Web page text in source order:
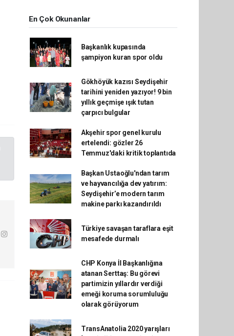
En Çok Okunanlar
Başkanlık kupasında
şampiyon kuran spor oldu
Gökhöyük kazısı Seydişehir
tarihini yeniden yazıyor! 9 bin
yıllık geçmişe ışık tutan
çarpıcı bulgular
Akşehir spor genel kurulu
ertelendi: gözler 26
Temmuz'daki kritik toplantıda
Başkan Ustaoğlu'ndan tarım
ve hayvancılığa dev yatırım:
Seydişehir’e modern tarım
makine parkı kazandırıldı
Türkiye savaşan taraflara eşit
mesafede durmalı
CHP Konya İl Başkanlığına
atanan Serttaş: Bu görevi
partimizin yıllardır verdiği
emeği koruma sorumluluğu
olarak görüyorum
TransAnatolia 2020 yarışları